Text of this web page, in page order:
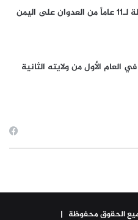
اليمن
العام الأول من ولايته الثانية